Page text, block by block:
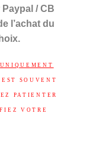
/ CB
l’achat du
UNIQUEMENT
SOUVENT
PATIENTER
VOTRE